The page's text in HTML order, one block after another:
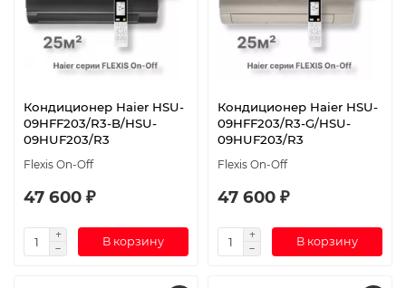
Кондиционер Haier HSU-
09HFF203/R3-B/HSU-
09HUF203/R3
Flexis On-Off
47 600 ₽
В корзину
Кондиционер Haier HSU-
09HFF203/R3-G/HSU-
09HUF203/R3
Flexis On-Off
47 600 ₽
В корзину